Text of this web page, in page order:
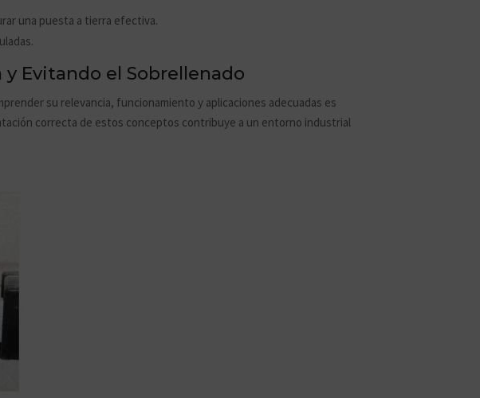
una puesta a tierra efectiva.
Evitando el Sobrellenado
su relevancia, funcionamiento y aplicaciones adecuadas es
correcta de estos conceptos contribuye a un entorno industrial